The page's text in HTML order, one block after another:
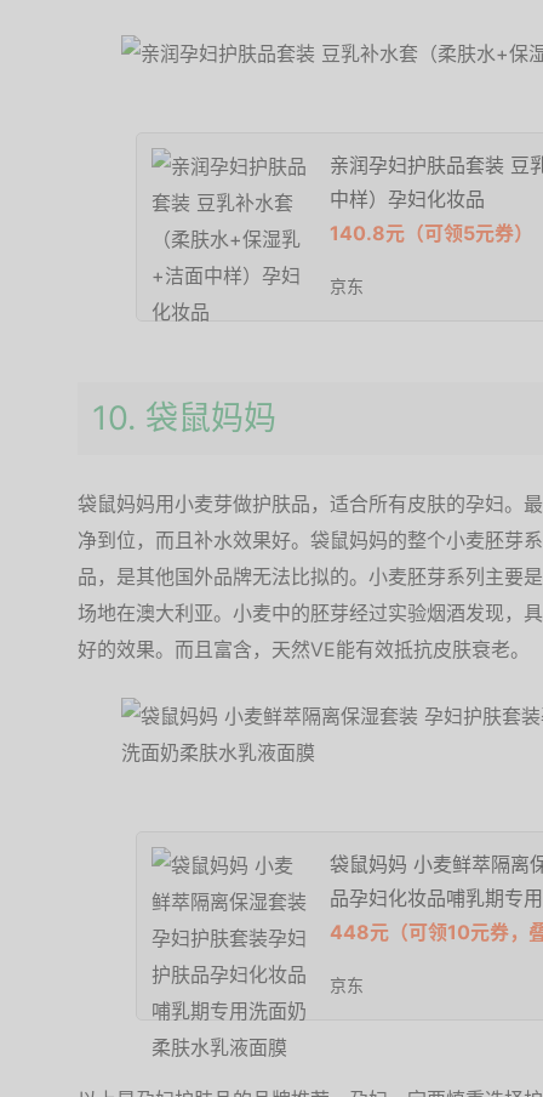
亲润孕妇护肤品套装 豆
中样）孕妇化妆品
140.8元（可领5元券）
京东
10. 袋鼠妈妈
袋鼠妈妈用小麦芽做护肤品，适合所有皮肤的孕妇。
净到位，而且补水效果好。袋鼠妈妈的整个小麦胚芽
品，是其他国外品牌无法比拟的。小麦胚芽系列主要
场地在澳大利亚。小麦中的胚芽经过实验烟酒发现，
好的效果。而且富含，天然VE能有效抵抗皮肤衰老。
袋鼠妈妈 小麦鲜萃隔离
品孕妇化妆品哺乳期专
448元（可领10元券，
京东